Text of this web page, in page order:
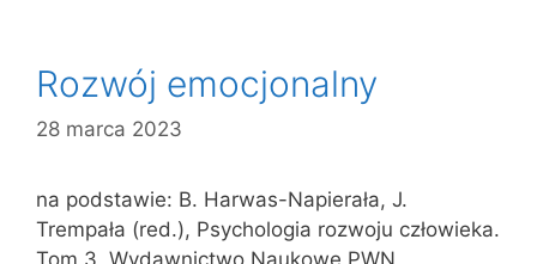
Rozwój emocjonalny
28 marca 2023
na podstawie: B. Harwas-Napierała, J.
Trempała (red.), Psychologia rozwoju człowieka.
Tom 3, Wydawnictwo Naukowe PWN,